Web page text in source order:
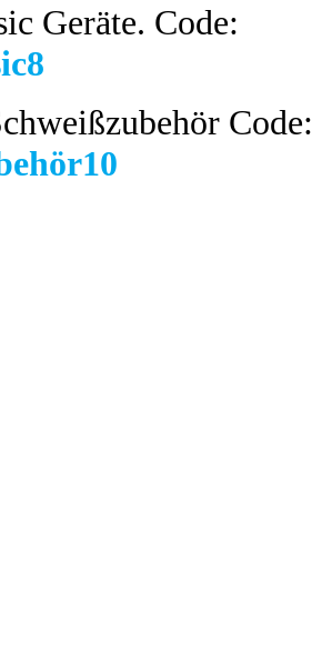
Geräte. Code:
Code: